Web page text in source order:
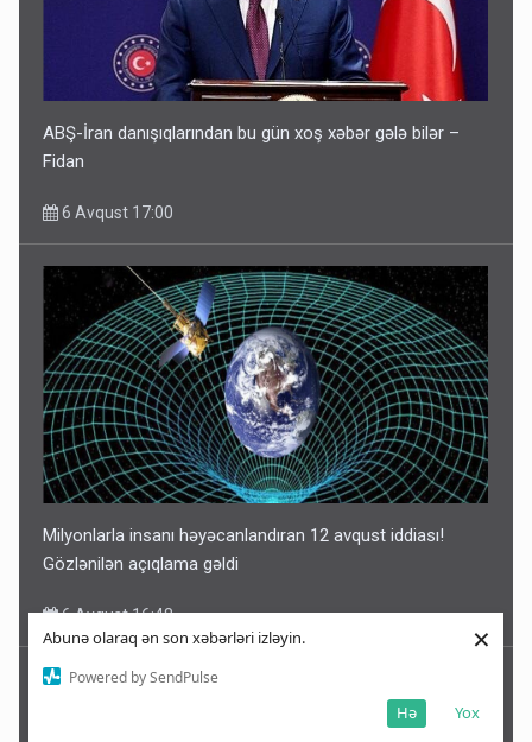
Abunə olaraq ən son xəbərləri izləyin.
Powered by SendPulse
Yox
Hə
×
ABŞ-İran danışıqlarından bu gün xoş xəbər gələ bilər –
Fidan
6 Avqust 17:00
Milyonlarla insanı həyəcanlandıran 12 avqust iddiası!
Gözlənilən açıqlama gəldi
6 Avqust 16:48